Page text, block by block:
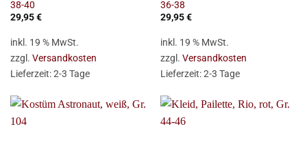
38-40
29,95€
inkl. 19 % MwSt.
zzgl. Versandkosten
Lieferzeit:2-3 Tage
36-38
29,95€
inkl. 19 % MwSt.
zzgl. Versandkosten
Lieferzeit:2-3 Tage